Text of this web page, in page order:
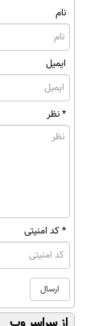
نام
ایمیل
* نظر
* کد امنیتی